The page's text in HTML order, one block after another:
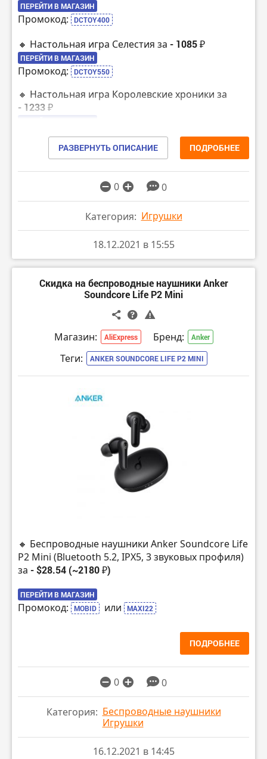
ПЕРЕЙТИ В МАГАЗИН
Промокод: DCTOY400
🔸 Настольная игра Селестия за - 1085 ₽
ПЕРЕЙТИ В МАГАЗИН
Промокод: DCTOY550
🔸 Настольная игра Королевские хроники за
- 1233 ₽
Промокод: DCTOY550
🔸 Настольная игра Этот безумный мир за
- 1790 ₽
РАЗВЕРНУТЬ ОПИСАНИЕ ПОДРОБНЕЕ
0 0
Категория: Игрушки
18.12.2021 в 15:55
Скидка на беспроводные наушники Anker
Soundcore Life P2 Mini
Магазин: AliExpress Бренд: Anker
Теги: ANKER SOUNDCORE LIFE P2 MINI
🔸 Беспроводные наушники Anker Soundcore Life
P2 Mini (Bluetooth 5.2, IPX5, 3 звуковых профиля)
за - $28.54 (~2180 ₽)
ПЕРЕЙТИ В МАГАЗИН
Промокод: MOBID или MAXI22
ПОДРОБНЕЕ
0 0
Категория: Беспроводные наушники
Игрушки
16.12.2021 в 14:45